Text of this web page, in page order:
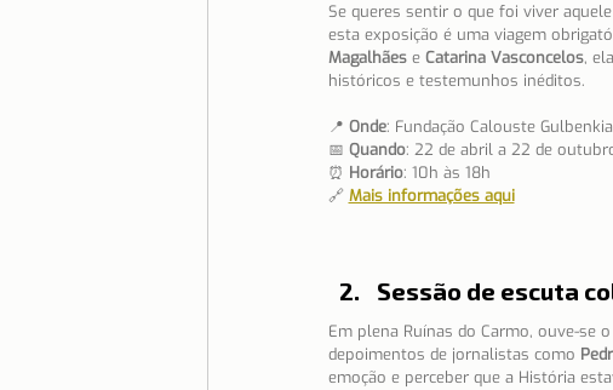
Se queres sentir o que foi viver
esta exposição é uma viagem
Magalhães e Catarina Vasconcelos,
históricos e testemunhos inéditos.
📍 Onde: Fundação Calouste
📅 Quando: 22 de abril a 22 de
⏰ Horário: 10h às 18h
🔗 Mais informações aqui
Sessão de escuta
Em plena Ruínas do Carmo, ouve-se
depoimentos de jornalistas como
emoção e perceber que a História